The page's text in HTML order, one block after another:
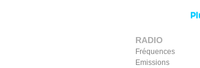
RADIO
Fréquences
Emissions